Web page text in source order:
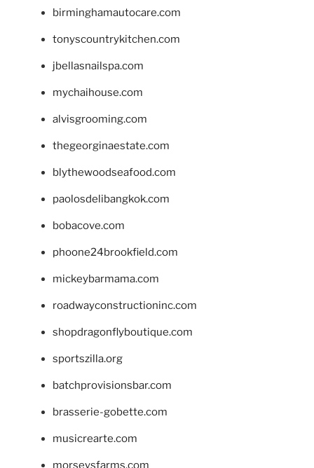
birminghamautocare.com
tonyscountrykitchen.com
jbellasnailspa.com
mychaihouse.com
alvisgrooming.com
thegeorginaestate.com
blythewoodseafood.com
paolosdelibangkok.com
bobacove.com
phoone24brookfield.com
mickeybarmama.com
roadwayconstructioninc.com
shopdragonflyboutique.com
sportszilla.org
batchprovisionsbar.com
brasserie-gobette.com
musicrearte.com
morseysfarms.com